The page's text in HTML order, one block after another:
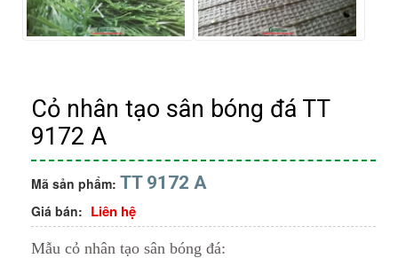
Cỏ nhân tạo sân bóng đá TT
9172 A
Mã sản phẩm: TT 9172 A
Giá bán: Liên hệ
Mẫu cỏ nhân tạo sân bóng đá: